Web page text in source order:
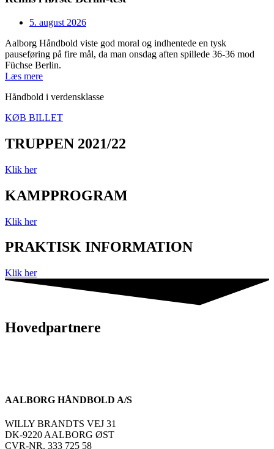
5. august 2026
Aalborg Håndbold viste god moral og indhentede en tysk
pauseføring på fire mål, da man onsdag aften spillede 36-36 mod
Füchse Berlin.
Læs mere
Håndbold i verdensklasse
KØB BILLET
TRUPPEN 2021/22
Klik her
KAMPPROGRAM
Klik her
PRAKTISK INFORMATION
Klik her
Hovedpartnere
AALBORG HÅNDBOLD A/S
WILLY BRANDTS VEJ 31
DK-9220 AALBORG ØST
CVR-NR. 333 725 58